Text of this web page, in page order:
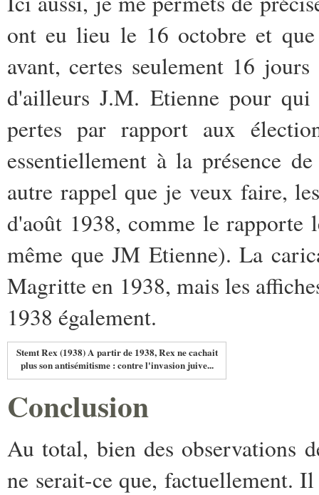
ont eu lieu le 16 octobre et
avant, certes seulement 16
d'ailleurs J.M. Etienne pour
pertes par rapport aux
essentiellement à la présence
autre rappel que je veux faire,
d'août 1938, comme le
même que JM Etienne). La
Magritte en 1938, mais les
1938 également.
Stemt Rex (1938) A partir de 1938, Rex ne cachait
plus son antisémitisme : contre l'invasion juive...
Conclusion
Au total, bien des observations
ne serait-ce que, factuellement.